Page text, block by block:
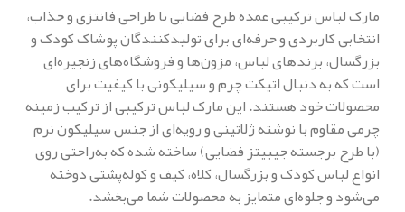
مارک لباس ترکیبی عمده طرح فضایی با طراحی فانتزی و جذاب،
انتخابی کاربردی و حرفه‌ای برای تولیدکنندگان پوشاک کودک و
بزرگسال، برندهای لباس، مزون‌ها و فروشگاه‌های زنجیره‌ای
است که به دنبال اتیکت چرم و سیلیکونی با کیفیت برای
محصولات خود هستند. این مارک لباس ترکیبی از ترکیب زمینه
چرمی مقاوم با نوشته ژلاتینی و رویه‌ای از جنس سیلیکون نرم
(با طرح برجسته جیبیتز فضایی) ساخته شده که به‌راحتی روی
انواع لباس کودک و بزرگسال، کلاه، کیف و کوله‌پشتی دوخته
می‌شود و جلوه‌ای متمایز به محصولات شما می‌بخشد.